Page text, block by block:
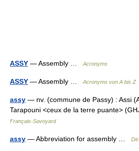
ASSY — Assembly … Acronyms
ASSY — Assembly … Acronyms von A bis Z
assy — nv. (commune de Passy) : Assi
Tarapouni <ceux de la terre puante>
Français-Savoyard
assy — Abbreviation for assembly …